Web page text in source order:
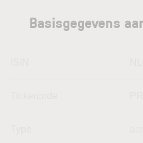
Basisgegevens